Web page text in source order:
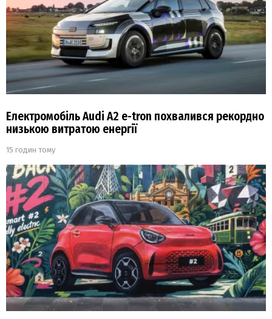
Електромобіль Audi A2 e-tron похвалився рекордно
низькою витратою енергії
15 годин тому